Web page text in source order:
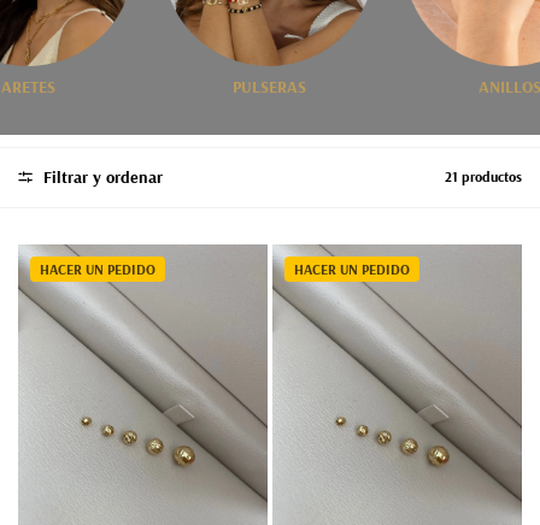
PULSERAS ANILLOS
Filtrar y ordenar 21 productos
HACER UN PEDIDO HACER UN PEDIDO